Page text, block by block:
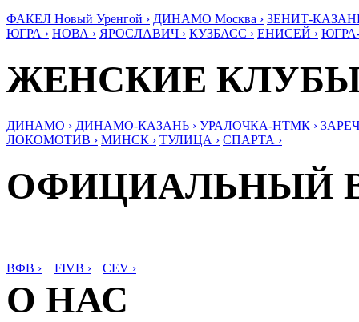
ФАКЕЛ Новый Уренгой › ДИНАМО Москва › ЗЕНИТ-
ЮГРА › НОВА › ЯРОСЛАВИЧ › КУЗБАСС › ЕНИСЕЙ ›
ЖЕНСКИЕ
ДИНАМО › ДИНАМО-КАЗАНЬ › УРАЛОЧКА-НТМК ›
ЛОКОМОТИВ › МИНСК › ТУЛИЦА › СПАРТА ›
ОФИЦИАЛЬНЫЙ
ВФВ › FIVB › CEV ›
О НАС